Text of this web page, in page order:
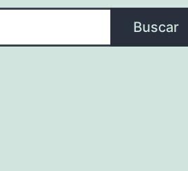
Buscar